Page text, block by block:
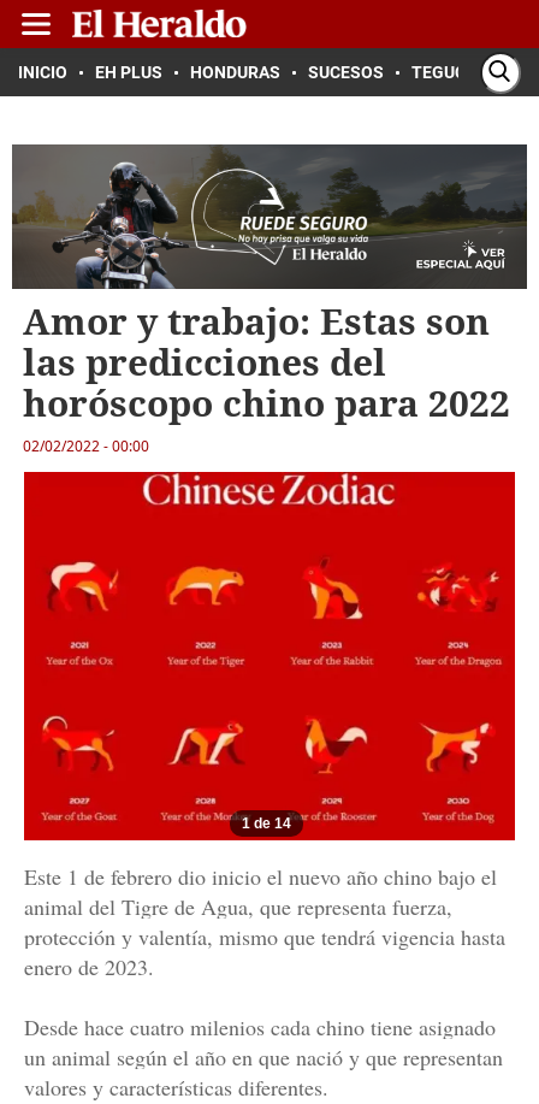
INICIO EH PLUS HONDURAS SUCESOS TEGUCIGALPA
Amor y trabajo: Estas son
las predicciones del
horóscopo chino para 2022
02/02/2022 - 00:00
1 de 14
Este 1 de febrero dio inicio el nuevo año chino bajo el
animal del Tigre de Agua, que representa fuerza,
protección y valentía, mismo que tendrá vigencia hasta
enero de 2023.
Desde hace cuatro milenios cada chino tiene asignado
un animal según el año en que nació y que representan
valores y características diferentes.